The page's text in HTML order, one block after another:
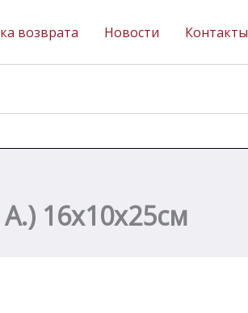
возврата Новости Контакты
16х10х25см